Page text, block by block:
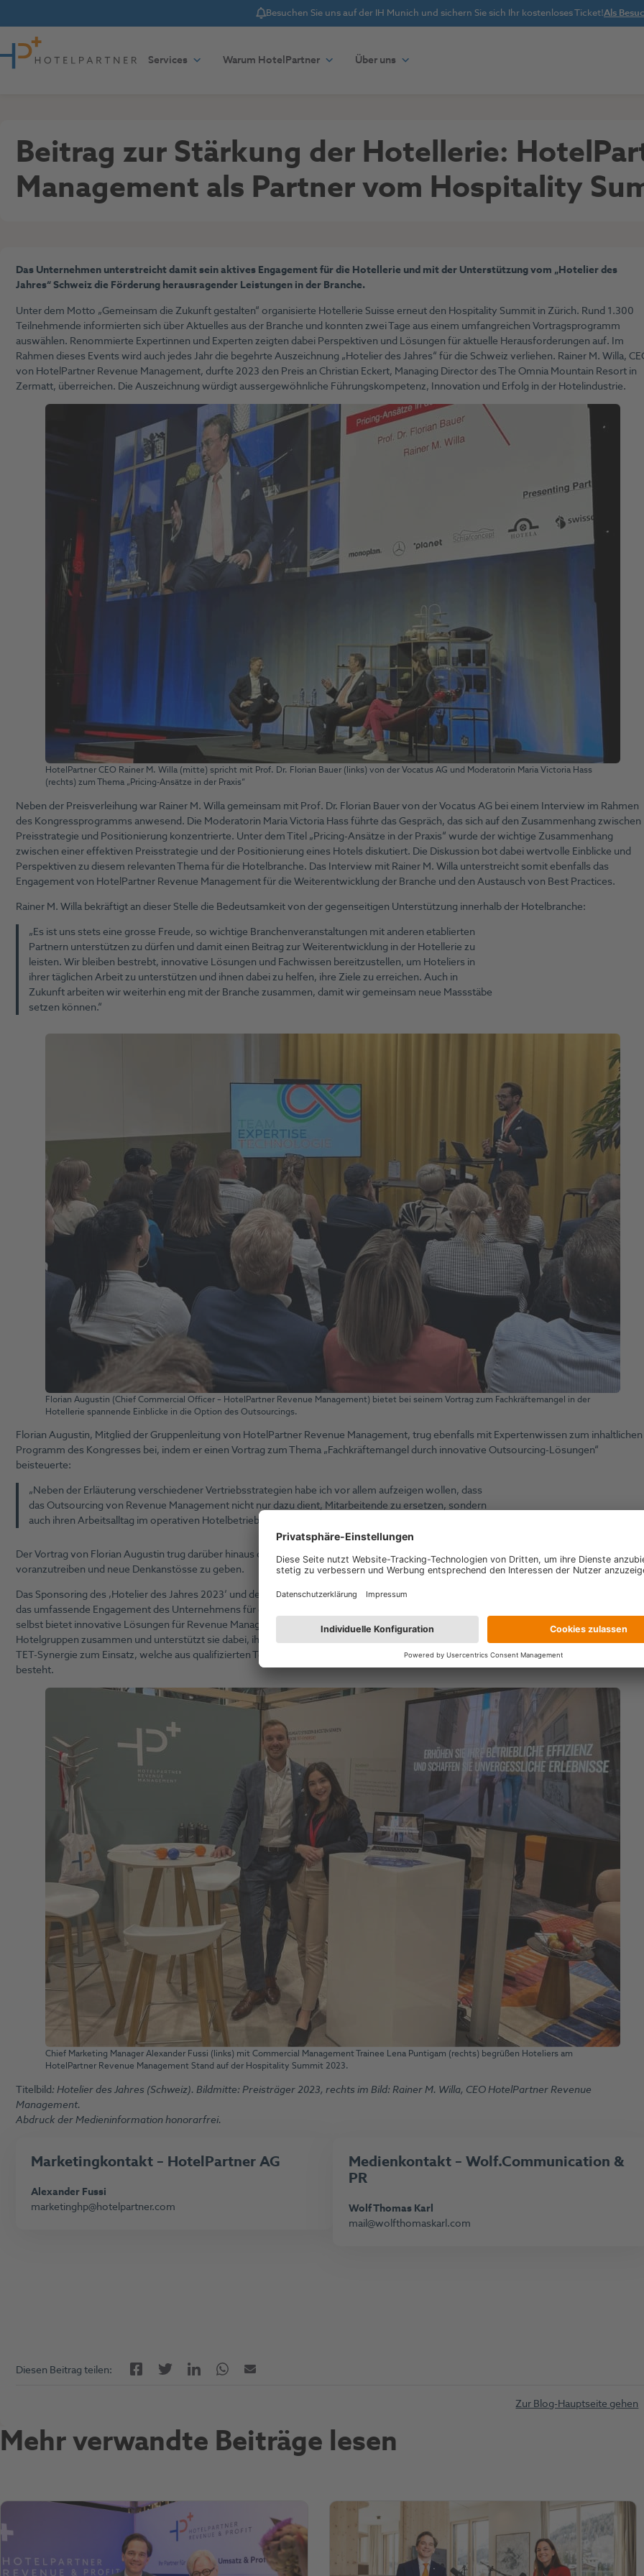
Notice
Besuchen Sie uns auf der IH Munich und sichern Sie sich Ihr kostenloses Ticket!Als
Zum Inhalt springen
Services
Warum HotelPartner Über uns
Beitrag zur Stärkung der Hotellerie:
Management als Partner vom Hospitality
Das Unternehmen unterstreicht damit sein aktives Engagement für die Hotellerie und mit der Unterstützung vom „Hotelier des
Jahres“ Schweiz die Förderung herausragender Leistungen in der Branche.
Unter dem Motto „Gemeinsam die Zukunft gestalten“ organisierte Hotellerie Suisse erneut den Hospitality Summit in Zürich. Rund 1.300
Teilnehmende informierten sich über Aktuelles aus der Branche und konnten zwei Tage aus einem umfangreichen Vortragsprogramm
auswählen. Renommierte Expertinnen und Experten zeigten dabei Perspektiven und Lösungen für aktuelle Herausforderungen auf. Im
Rahmen dieses Events wird auch jedes Jahr die begehrte Auszeichnung „Hotelier des Jahres“ für die Schweiz verliehen. Rainer M. Willa,
von HotelPartner Revenue Management, durfte 2023 den Preis an Christian Eckert, Managing Director des The Omnia Mountain Resort in
Zermatt, überreichen. Die Auszeichnung würdigt aussergewöhnliche Führungskompetenz, Innovation und Erfolg in der Hotelindustrie.
HotelPartner CEO Rainer M. Willa (mitte) spricht mit Prof. Dr. Florian Bauer (links) von der Vocatus AG und Moderatorin Maria Victoria Hass
(rechts) zum Thema „Pricing-Ansätze in der Praxis“
Neben der Preisverleihung war Rainer M. Willa gemeinsam mit Prof. Dr. Florian Bauer von der Vocatus AG bei einem Interview im Rahmen
des Kongressprogramms anwesend. Die Moderatorin Maria Victoria Hass führte das Gespräch, das sich auf den Zusammenhang zwischen
Preisstrategie und Positionierung konzentrierte. Unter dem Titel „Pricing-Ansätze in der Praxis“ wurde der wichtige Zusammenhang
zwischen einer effektiven Preisstrategie und der Positionierung eines Hotels diskutiert. Die Diskussion bot dabei wertvolle Einblicke und
Perspektiven zu diesem relevanten Thema für die Hotelbranche. Das Interview mit Rainer M. Willa unterstreicht somit ebenfalls das
Engagement von HotelPartner Revenue Management für die Weiterentwicklung der Branche und den Austausch von Best Practices.
Rainer M. Willa bekräftigt an dieser Stelle die Bedeutsamkeit von der gegenseitigen Unterstützung innerhalb der Hotelbranche:
„Es ist uns stets eine grosse Freude, so wichtige Branchenveranstaltungen mit anderen etablierten
Partnern unterstützen zu dürfen und damit einen Beitrag zur Weiterentwicklung in der Hotellerie zu
leisten. Wir bleiben bestrebt, innovative Lösungen und Fachwissen bereitzustellen, um Hoteliers in
ihrer täglichen Arbeit zu unterstützen und ihnen dabei zu helfen, ihre Ziele zu erreichen. Auch in
Zukunft arbeiten wir weiterhin eng mit der Branche zusammen, damit wir gemeinsam neue Massstäbe
setzen können.“
Florian Augustin (Chief Commercial Officer – HotelPartner Revenue Management) bietet bei seinem Vortrag zum Fachkräftemangel in der
Hotellerie spannende Einblicke in die Option des Outsourcings.
Florian Augustin, Mitglied der Gruppenleitung von HotelPartner Revenue Management, trug ebenfalls mit Expertenwissen zum inhaltlichen
Programm des Kongresses bei, indem er einen Vortrag zum Thema „Fachkräftemangel durch innovative Outsourcing-Lösungen“
beisteuerte:
„Neben der Erläuterung verschiedener Vertriebsstrategien habe ich vor allem aufzeigen wollen, dass
das Outsourcing von Revenue Management nicht nur dazu dient, Mitarbeitende zu ersetzen, sondern
auch ihren Arbeitsalltag im operativen Hotelbetrieb spürbar erleichtert.“
Der Vortrag von Florian Augustin trug darüber hinaus dazu bei, die Diskussion über Lösungen für den Fachkräftemangel in der Hotellerie
voranzutreiben und neue Denkanstösse zu geben.
Das Sponsoring des ‚Hotelier des Jahres 2023‘ und des ‚Hospitality Summit 2023′ durch HotelPartner Revenue Management verdeutlicht
das umfassende Engagement des Unternehmens für die Förderung und Unterstützung der Hotellerie. HotelPartner Revenue Management
selbst bietet innovative Lösungen für Revenue Management und Pricing-Strategien an. Das Unternehmen arbeitet mit führenden Hotels
Hotelgruppen zusammen und unterstützt sie dabei, ihre Erträge und Gewinne zu maximieren sowie Kosten zu senken. Dabei kommt die
TET-Synergie zum Einsatz, welche aus qualifizierten Teams (T), bewährter Expertise (E) und dem Einsatz modernster Technologie (T)
besteht.
Chief Marketing Manager Alexander Fussi (links) mit Commercial Management Trainee Lena Puntigam (rechts) begrüßen Hoteliers am
HotelPartner Revenue Management Stand auf der Hospitality Summit 2023.
Titelbild: Hotelier des Jahres (Schweiz). Bildmitte: Preisträger 2023, rechts im Bild: Rainer M. Willa, CEO HotelPartner Revenue
Management.
Abdruck der Medieninformation honorarfrei.
Marketingkontakt – HotelPartner AG
Alexander Fussi
marketinghp@hotelpartner.com
Medienkontakt– Wolf.Communication &
PR
Wolf Thomas Karl
mail@wolfthomaskarl.com
Diesen Beitrag teilen: FacebookTwitterLinkedInTwitterE-Mail
Zur Blog-Hauptseite gehen
Mehr verwandte Beiträge lesen